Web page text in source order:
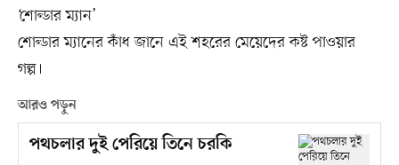
‘শোল্ডার ম্যান’
শোল্ডার ম্যানের কাঁধ জানে এই শহরের মেয়েদের কষ্ট পাওয়ার
গল্প।
আরও পড়ুন
পথচলার দুই পেরিয়ে তিনে চরকি